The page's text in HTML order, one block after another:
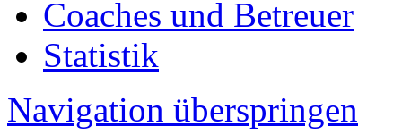
Coaches und Betreuer
Statistik
Navigation überspringen